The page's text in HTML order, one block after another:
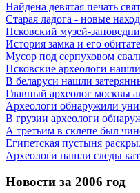
Найдена девятая печать
Старая ладога - новые
Псковский музей-
История замка и его
Мусор под cерпуховом
Псковские археологи
В беларуси нашли
Главный археолог москвы
Археологи обнаружили
В грузии археологи
А третьим в склепе был
Египетская пустыня
Археологи нашли следы
Новости за 2006 год